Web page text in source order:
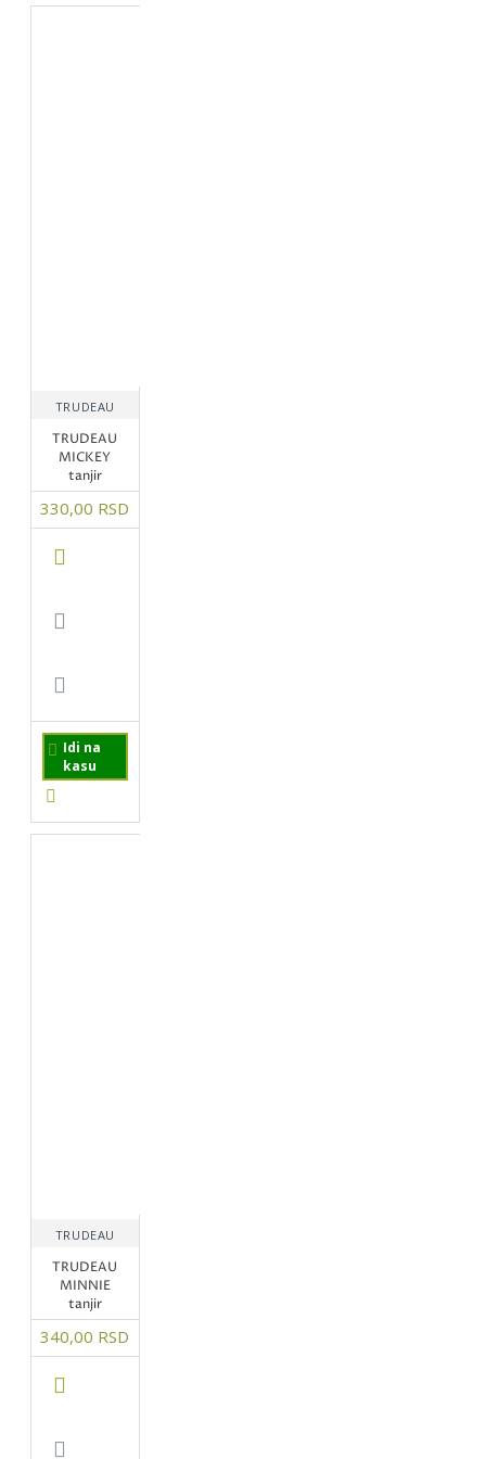
TRUDEAU
TRUDEAU
MICKEY
tanjir
330,00 RSD
Idi na
kasu
TRUDEAU
TRUDEAU
MINNIE
tanjir
340,00 RSD